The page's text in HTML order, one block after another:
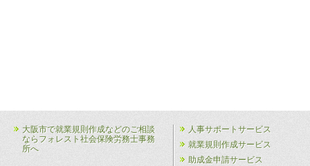
大阪市で就業規則作成などのご相談
ならフォレスト社会保険労務士事務
所へ
人事サポートサービス
就業規則作成サービス
助成金申請サービス